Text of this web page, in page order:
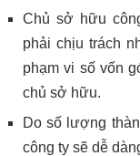
Chủ sở hữu
phải chịu trách
phạm vi số vốn
chủ sở hữu.
Do số lượng
công ty sẽ dễ